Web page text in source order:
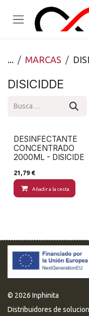
... MARCAS
DISICIDDE
DESINFECTANTE
CONCENTRADO
2000ML - DISICIDE
21,79€
Añadir a la cesta
© 2026 Inphinita
Distribuidores de